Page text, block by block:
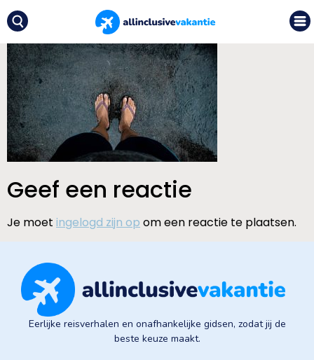
Geef een reactie
Je moet ingelogd zijn op om een reactie te plaatsen.
Eerlijke reisverhalen en onafhankelijke gidsen, zodat jij de
beste keuze maakt.